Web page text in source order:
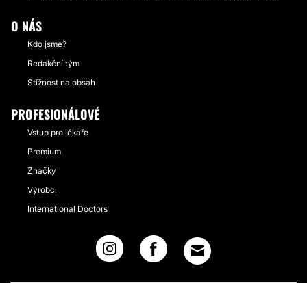
O NÁS
Kdo jsme?
Redakční tým
Stížnost na obsah
PROFESIONÁLOVÉ
Vstup pro lékaře
Premium
Značky
Výrobci
International Doctors